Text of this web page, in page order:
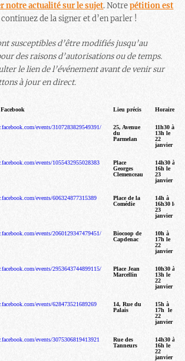
notre actualité sur le sujet. Notrepétition est
continuez de la signer et d’en parler !
susceptibles d’être modifiés jusqu’au
des raisons d’autorisations ou de temps.
le lien de l’événement avant de venir sur
à jour en direct.
Lieu précis Horaires
events/3107283829549391/
25, Avenue
du
Parmelan
11h30 à
13h le
22
janvier
events/1055432955028383
Place
Georges
Clemenceau
14h30 à
16hle
23
janvier
events/606324877315389
Place de la
Comédie
14h à
16h30le
23
janvier
events/2060129347479451/
Biocoop de
Capdenac
10h à
17hle
22
janvier
events/2953643744899115/
Place Jean
Marcellin
10h30 à
13hle
22
janvier
events/628473521689269
14, Rue du
Palais
15h à
17hle
22
janvier
events/3075306819413921
Rue des
Tanneurs
14h30 à
16hle
22
janvier